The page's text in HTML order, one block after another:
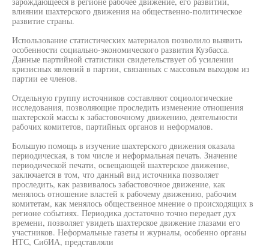
влиянии шахтерского движения на общественно-политическое
развитие страны.
Использование статистических материалов позволило выявить
особенности социально-экономического развития Кузбасса.
Данные партийной статистики свидетельствует об усилении
кризисных явлений в партии, связанных с массовым выходом из
партии ее членов.
Отдельную группу источников составляют социологические
исследования, позволяющие проследить изменение отношения
шахтерской массы к забастовочному движению, деятельности
рабочих комитетов, партийных органов и неформалов.
Большую помощь в изучение шахтерского движения оказала
периодическая, в том числе и неформальная печать. Значение
периодической печати, освещающей шахтерское движение,
заключается в том, что данный вид источника позволяет
проследить, как развивалось забастовочное движение, как
менялось отношение властей к рабочему движению, рабочим
комитетам, как менялось общественное мнение о происходящих в
регионе событиях. Периодика достаточно точно передает дух
времени, позволяет увидеть шахтерское движение глазами его
участников. Неформальные газеты и журналы, особенно органы
НТС, СибИА, представляли